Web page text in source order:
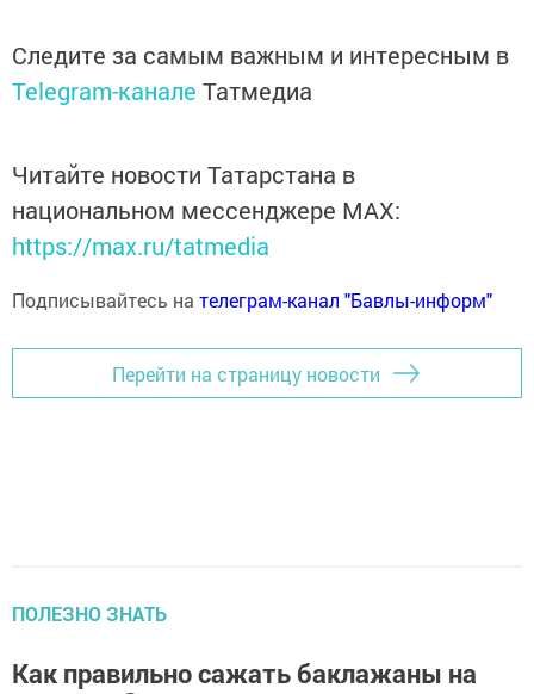
Следите за самым важным и интересным в
Telegram-канале Татмедиа
Читайте новости Татарстана в
национальном мессенджере MАХ:
https://max.ru/tatmedia
Подписывайтесь на телеграм-канал "Бавлы-информ"
Перейти на страницу новости
ПОЛЕЗНО ЗНАТЬ
Как правильно сажать баклажаны на